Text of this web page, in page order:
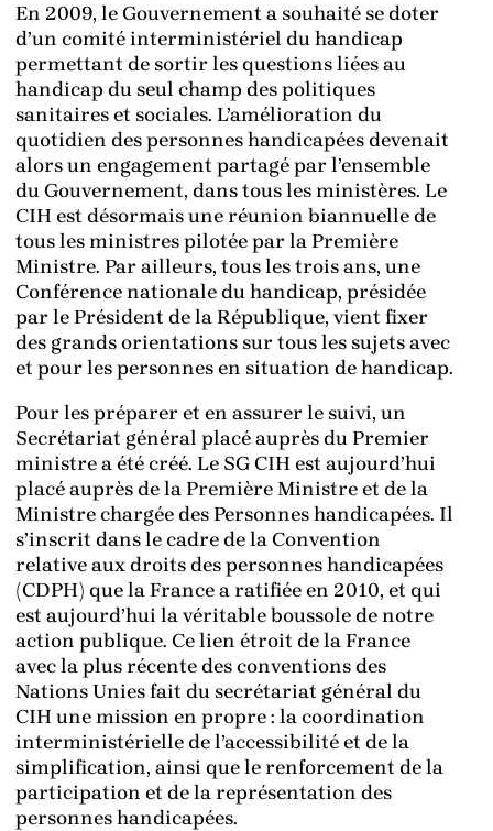
En 2009, le Gouvernement a souhaité se doter
d’un comité interministériel du handicap
permettant de sortir les questions liées au
handicap du seul champ des politiques
sanitaires et sociales. L’amélioration du
quotidien des personnes handicapées devenait
alors un engagement partagé par l’ensemble
du Gouvernement, dans tous les ministères. Le
CIH est désormais une réunion biannuelle de
tous les ministres pilotée par la Première
Ministre. Par ailleurs, tous les trois ans, une
Conférence nationale du handicap, présidée
par le Président de la République, vient fixer
des grands orientations sur tous les sujets avec
et pour les personnes en situation de handicap.
Pour les préparer et en assurer le suivi, un
Secrétariat général placé auprès du Premier
ministre a été créé. Le SG CIH est aujourd’hui
placé auprès de la Première Ministre et de la
Ministre chargée des Personnes handicapées. Il
s’inscrit dans le cadre de la Convention
relative aux droits des personnes handicapées
(CDPH) que la France a ratifiée en 2010, et qui
est aujourd’hui la véritable boussole de notre
action publique. Ce lien étroit de la France
avec la plus récente des conventions des
Nations Unies fait du secrétariat général du
CIH une mission en propre : la coordination
interministérielle de l’accessibilité et de la
simplification, ainsi que le renforcement de la
participation et de la représentation des
personnes handicapées.